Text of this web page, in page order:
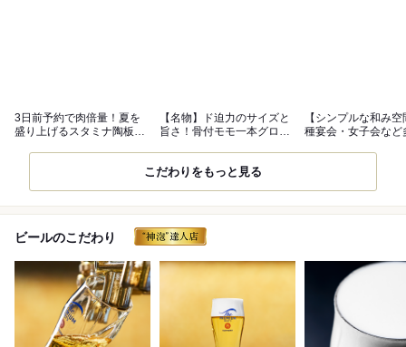
3日前予約で肉倍量！夏を
盛り上げるスタミナ陶板焼
【名物】ド迫力のサイズと
旨さ！骨付モモ一本グロー
【シンプルな和み
種宴会・女子会など
こだわりをもっと見る
ビールのこだわり